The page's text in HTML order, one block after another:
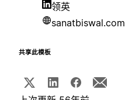
领英
sanatbiswal.com
共享此模板